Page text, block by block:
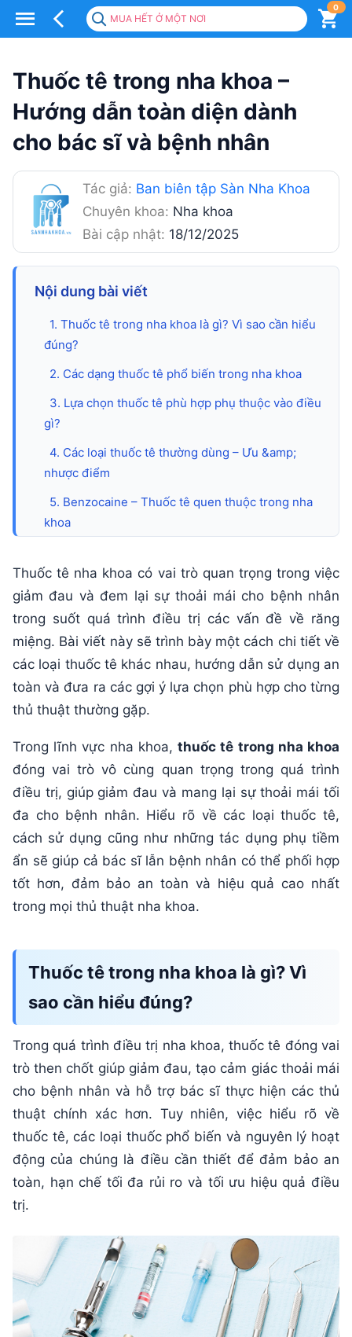
MUA HẾT Ở MỘT NƠI
0
tê
nha
khoa:
Phân
loại,
cách
dùng
&
lựa
chọn
phù
hợp
từng
thuật
Thuốc tê trong nha khoa –
Hướng dẫn toàn diện dành
cho bác sĩ và bệnh nhân
Tác giả: Ban biên tập Sàn Nha Khoa
Chuyên khoa: Nha khoa
Bài cập nhật: 18/12/2025
Nội dung bài viết
1. Thuốc tê trong nha khoa là gì? Vì sao cần hiểu
đúng?
2. Các dạng thuốc tê phổ biến trong nha khoa
3. Lựa chọn thuốc tê phù hợp phụ thuộc vào điều
gì?
4. Các loại thuốc tê thường dùng – Ưu &amp;
nhược điểm
5. Benzocaine – Thuốc tê quen thuộc trong nha
khoa
nhiều nhất
7. Medicaine – thuốc tê Hàn Quốc được dùng
nhiều tại Việt Nam
8. Có nên dùng thuốc tê xịt trong nha khoa?
9. Những tác dụng phụ thường gặp của thuốc tê
bệnh nhân
11. Tải bảng so sánh các loại thuốc tê nha khoa
phổ biến
Thuốc tê nha khoa có vai trò quan trọng trong việc
giảm đau và đem lại sự thoải mái cho bệnh nhân
trong suốt quá trình điều trị các vấn đề về răng
miệng. Bài viết này sẽ trình bày một cách chi tiết về
các loại thuốc tê khác nhau, hướng dẫn sử dụng an
toàn và đưa ra các gợi ý lựa chọn phù hợp cho từng
thủ thuật thường gặp.
Trong lĩnh vực nha khoa,thuốc tê trong nha khoa
đóng vai trò vô cùng quan trọng trong quá trình
điều trị, giúp giảm đau và mang lại sự thoải mái tối
đa cho bệnh nhân. Hiểu rõ về các loại thuốc tê,
cách sử dụng cũng như những tác dụng phụ tiềm
ẩn sẽ giúp cả bác sĩ lẫn bệnh nhân có thể phối hợp
tốt hơn, đảm bảo an toàn và hiệu quả cao nhất
trong mọi thủ thuật nha khoa.
Thuốc tê trong nha khoa là gì? Vì
sao cần hiểu đúng?
Trong quá trình điều trị nha khoa, thuốc tê đóng vai
trò then chốt giúp giảm đau, tạo cảm giác thoải mái
cho bệnh nhân và hỗ trợ bác sĩ thực hiện các thủ
thuật chính xác hơn. Tuy nhiên, việc hiểu rõ về
thuốc tê, các loại thuốc phổ biến và nguyên lý hoạt
động của chúng là điều cần thiết để đảm bảo an
toàn, hạn chế tối đa rủi ro và tối ưu hiệu quả điều
trị.